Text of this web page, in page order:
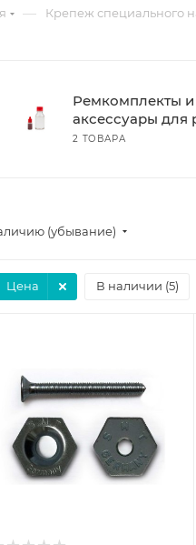
— Крепеж специального
Ремкомплекты и
аксессуары для
2 ТОВАРА
(убывание)
Цена В наличии (5)